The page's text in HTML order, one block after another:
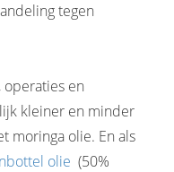
tegen
operaties en
kleiner en minder
moringa olie. En als
olie (50%